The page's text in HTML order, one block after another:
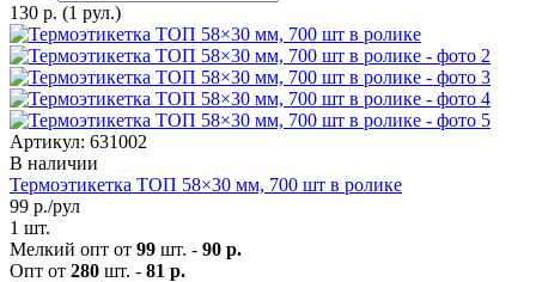
130 р. (1 рул.)
Артикул: 631002
В наличии
Термоэтикетка ТОП 58×30 мм, 700 шт в ролике
99 р./рул
1 шт.
Мелкий опт от 99 шт. - 90 р.
Опт от 280 шт. - 81 р.